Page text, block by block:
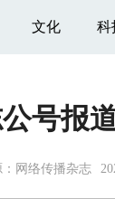
文化 科
号报
网络传播杂志